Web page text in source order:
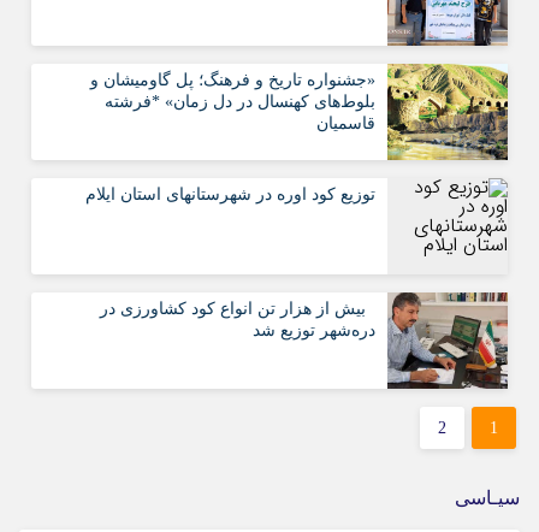
«جشنواره تاریخ و فرهنگ؛ پل گاومیشان و
بلوط‌های کهنسال در دل زمان» *فرشته
قاسمیان
توزیع کود اوره در شهرستانهای استان ایلام
‍ ‍ بیش از هزار تن انواع کود کشاورزی در
دره‌شهر توزیع شد
1
2
سیـاسی